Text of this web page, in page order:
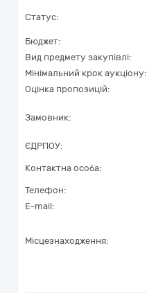
Статус:
Бюджет:
Вид предмету закупівлі:
Мінімальний крок аукціону:
Оцінка пропозицій:
Замовник:
ЄДРПОУ:
Контактна особа:
Телефон:
E-mail:
Місцезнаходження: